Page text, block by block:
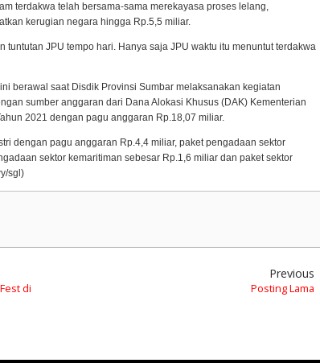
terdakwa telah bersama-sama merekayasa proses lelang,
kerugian negara hingga Rp.5,5 miliar.
JPU tempo hari. Hanya saja JPU waktu itu menuntut terdakwa
berawal saat Disdik Provinsi Sumbar melaksanakan kegiatan
sumber anggaran dari Dana Alokasi Khusus (DAK) Kementerian
2021 dengan pagu anggaran Rp.18,07 miliar.
dengan pagu anggaran Rp.4,4 miliar, paket pengadaan sektor
sektor kemaritiman sebesar Rp.1,6 miliar dan paket sektor
sgl)
di
Previous
Posting Lama